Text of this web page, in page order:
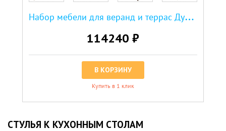
Н
абор мебели для веранд и террас Дубрава
114240 ₽
В КОРЗИНУ
Купить в 1 клик
СТУЛЬЯ К КУХОННЫМ СТОЛАМ